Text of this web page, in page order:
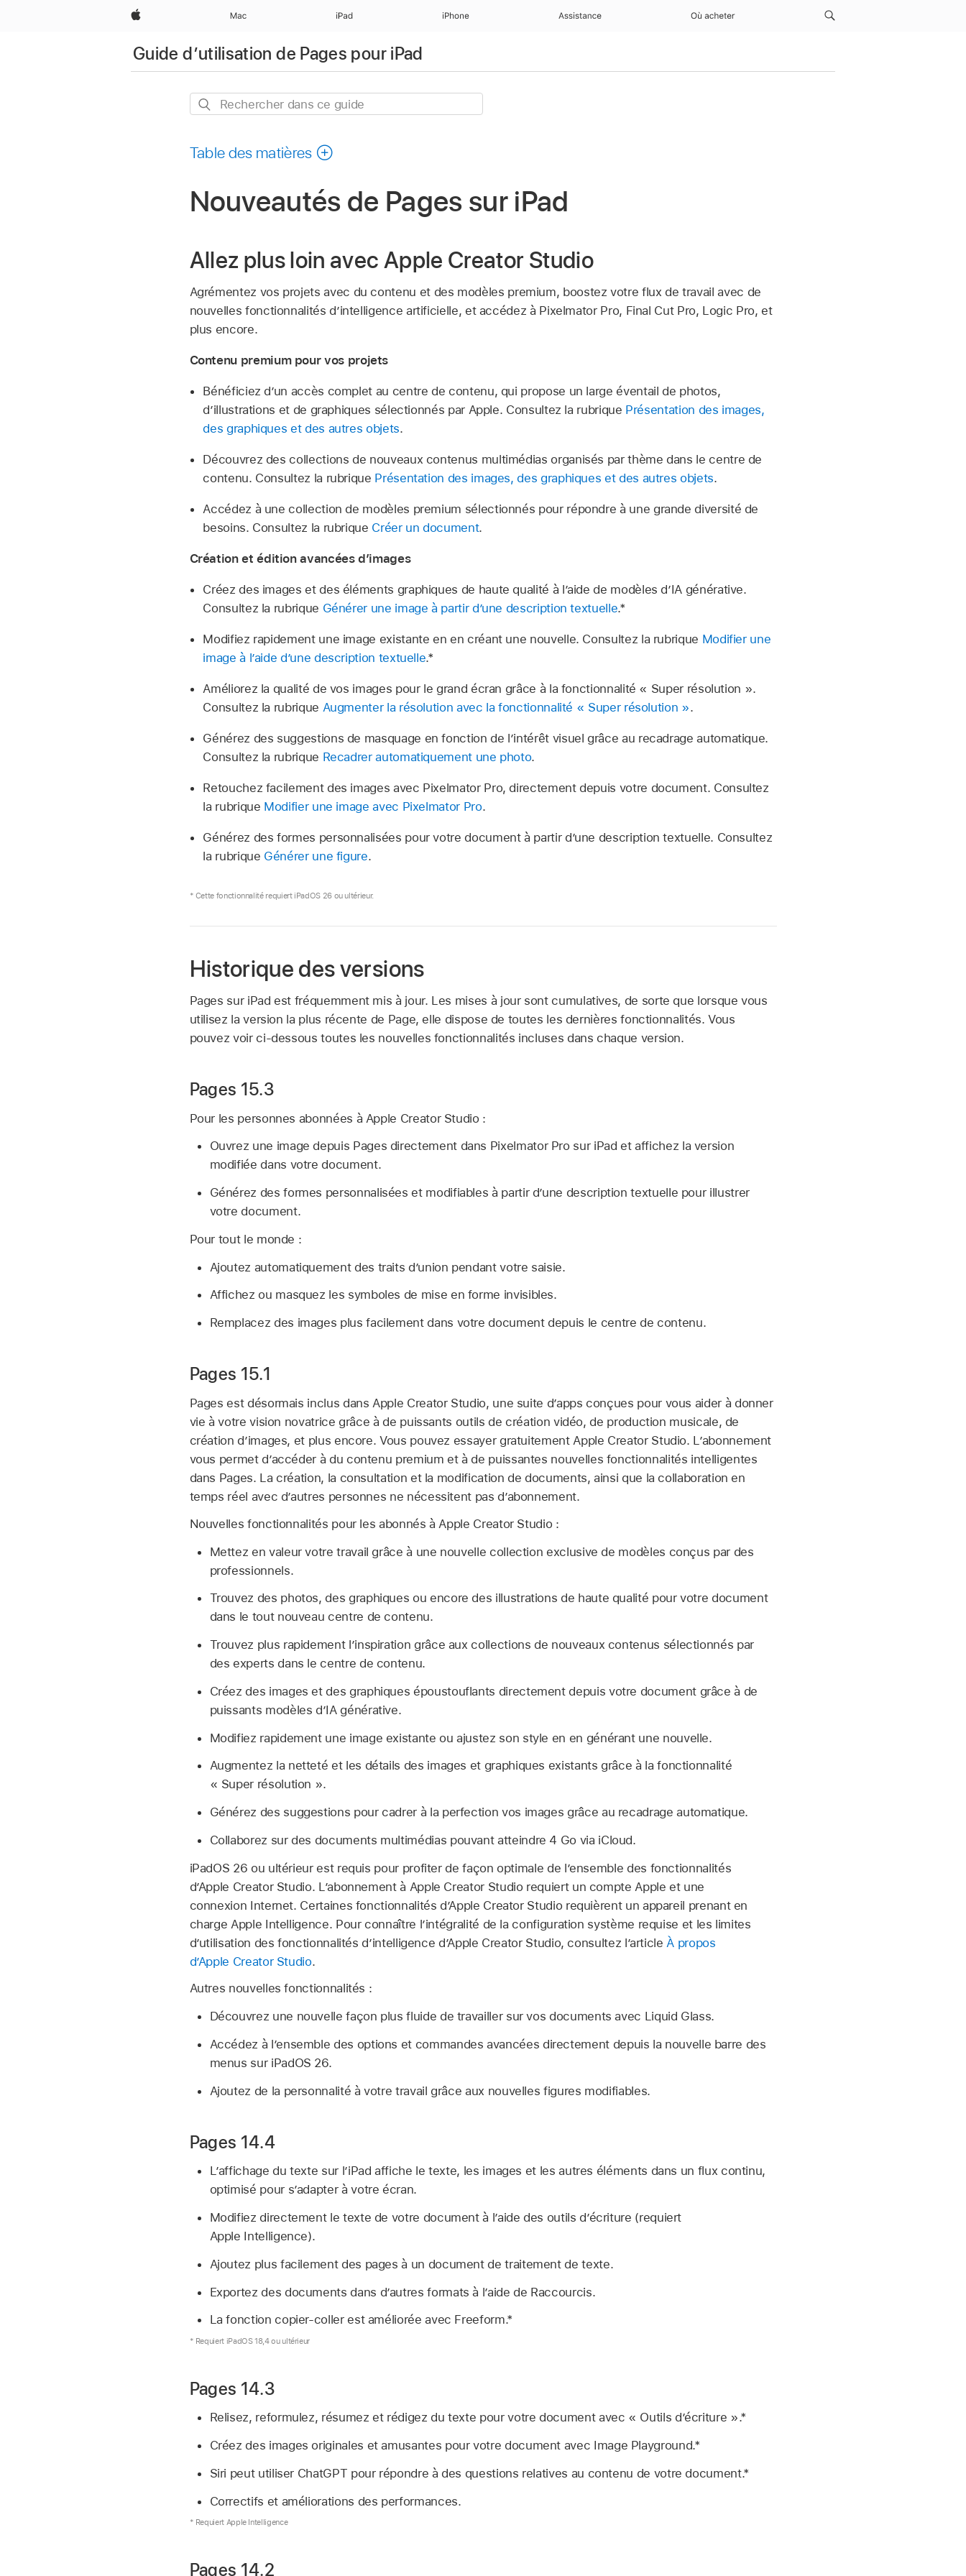
Apple Mac iPad iPhone Assistance Où acheter
Guide d’utilisation de Pages pour iPad
Rechercher
guide
Table des matières
Nouveautés de Pages sur iPad
Allez plus loin avec Apple Creator Studio
Agrémentez vos projets avec du contenu et des modèles premium, boostez votre flux de travail avec de
nouvelles fonctionnalités d’intelligence artificielle, et accédez à Pixelmator Pro, Final Cut Pro, Logic Pro, et
plus encore.
Contenu premium pour vos projets
Bénéficiez d’un accès complet au centre de contenu, qui propose un large éventail de photos,
d’illustrations et de graphiques sélectionnés par Apple. Consultez la rubrique Présentation des images,
des graphiques et des autres objets.
Découvrez des collections de nouveaux contenus multimédias organisés par thème dans le centre de
contenu. Consultez la rubrique Présentation des images, des graphiques et des autres objets.
Accédez à une collection de modèles premium sélectionnés pour répondre à une grande diversité de
besoins. Consultez la rubrique Créer un document.
Création et édition avancées d’images
Créez des images et des éléments graphiques de haute qualité à l’aide de modèles d’IA générative.
Consultez la rubrique Générer une image à partir d’une description textuelle.*
Modifiez rapidement une image existante en en créant une nouvelle. Consultez la rubrique Modifier une
image à l’aide d’une description textuelle.*
Améliorez la qualité de vos images pour le grand écran grâce à la fonctionnalité « Super résolution ».
Consultez la rubrique Augmenter la résolution avec la fonctionnalité « Super résolution ».
Générez des suggestions de masquage en fonction de l’intérêt visuel grâce au recadrage automatique.
Consultez la rubrique Recadrer automatiquement une photo.
Retouchez facilement des images avec Pixelmator Pro, directement depuis votre document. Consultez
la rubrique Modifier une image avec Pixelmator Pro.
Générez des formes personnalisées pour votre document à partir d’une description textuelle. Consultez
la rubrique Générer une figure.
* Cette fonctionnalité requiert iPadOS 26 ou ultérieur.
Historique des versions
Pages sur iPad est fréquemment mis à jour. Les mises à jour sont cumulatives, de sorte que lorsque vous
utilisez la version la plus récente de Page, elle dispose de toutes les dernières fonctionnalités. Vous
pouvez voir ci-dessous toutes les nouvelles fonctionnalités incluses dans chaque version.
Pages 15.3
Pour les personnes abonnées à Apple Creator Studio :
Ouvrez une image depuis Pages directement dans Pixelmator Pro sur iPad et affichez la version
modifiée dans votre document.
Générez des formes personnalisées et modifiables à partir d’une description textuelle pour illustrer
votre document.
Pour tout le monde :
Ajoutez automatiquement des traits d’union pendant votre saisie.
Affichez ou masquez les symboles de mise en forme invisibles.
Remplacez des images plus facilement dans votre document depuis le centre de contenu.
Pages 15.1
Pages est désormais inclus dans Apple Creator Studio, une suite d’apps conçues pour vous aider à donner
vie à votre vision novatrice grâce à de puissants outils de création vidéo, de production musicale, de
création d’images, et plus encore. Vous pouvez essayer gratuitement Apple Creator Studio. L’abonnement
vous permet d’accéder à du contenu premium et à de puissantes nouvelles fonctionnalités intelligentes
dans Pages. La création, la consultation et la modification de documents, ainsi que la collaboration en
temps réel avec d’autres personnes ne nécessitent pas d’abonnement.
Nouvelles fonctionnalités pour les abonnés à Apple Creator Studio :
Mettez en valeur votre travail grâce à une nouvelle collection exclusive de modèles conçus par des
professionnels.
Trouvez des photos, des graphiques ou encore des illustrations de haute qualité pour votre document
dans le tout nouveau centre de contenu.
Trouvez plus rapidement l’inspiration grâce aux collections de nouveaux contenus sélectionnés par
des experts dans le centre de contenu.
Créez des images et des graphiques époustouflants directement depuis votre document grâce à de
puissants modèles d’IA générative.
Modifiez rapidement une image existante ou ajustez son style en en générant une nouvelle.
Augmentez la netteté et les détails des images et graphiques existants grâce à la fonctionnalité
« Super résolution ».
Générez des suggestions pour cadrer à la perfection vos images grâce au recadrage automatique.
Collaborez sur des documents multimédias pouvant atteindre 4 Go via iCloud.
iPadOS 26 ou ultérieur est requis pour profiter de façon optimale de l’ensemble des fonctionnalités
d’Apple Creator Studio. L’abonnement à Apple Creator Studio requiert un compte Apple et une
connexion Internet. Certaines fonctionnalités d’Apple Creator Studio requièrent un appareil prenant en
charge Apple Intelligence. Pour connaître l’intégralité de la configuration système requise et les limites
d’utilisation des fonctionnalités d’intelligence d’Apple Creator Studio, consultez l’article À propos
d’Apple Creator Studio.
Autres nouvelles fonctionnalités :
Découvrez une nouvelle façon plus fluide de travailler sur vos documents avec Liquid Glass.
Accédez à l’ensemble des options et commandes avancées directement depuis la nouvelle barre des
menus sur iPadOS 26.
Ajoutez de la personnalité à votre travail grâce aux nouvelles figures modifiables.
Pages 14.4
L’affichage du texte sur l’iPad affiche le texte, les images et les autres éléments dans un flux continu,
optimisé pour s’adapter à votre écran.
Modifiez directement le texte de votre document à l’aide des outils d’écriture (requiert
Apple Intelligence).
Ajoutez plus facilement des pages à un document de traitement de texte.
Exportez des documents dans d’autres formats à l’aide de Raccourcis.
La fonction copier-coller est améliorée avec Freeform.*
* Requiert iPadOS 18,4 ou ultérieur
Pages 14.3
Relisez, reformulez, résumez et rédigez du texte pour votre document avec « Outils d’écriture ».*
Créez des images originales et amusantes pour votre document avec Image Playground.*
Siri peut utiliser ChatGPT pour répondre à des questions relatives au contenu de votre document.*
Correctifs et améliorations des performances.
* Requiert Apple Intelligence
Pages 14.2